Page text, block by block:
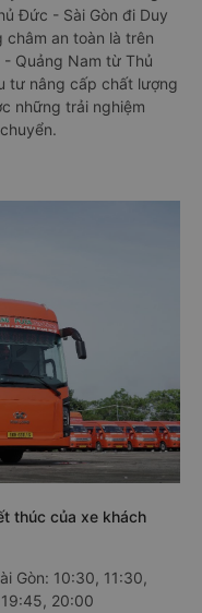
Đức - Sài Gòn đi Duy
châm an toàn là trên
Quảng Nam từ Thủ
tư nâng cấp chất lượng
những trải nghiệm
thúc của xe khách
Gòn: 10:30, 11:30,
20:00